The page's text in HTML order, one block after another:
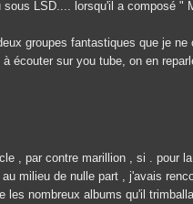
LSD.... lorsqu'il a composé "
groupes fantastiques que je
écouter sur you tube, on en
, par contre marillion , si . pour
milieu de nulle part , j'avais
les nombreux albums qu'il